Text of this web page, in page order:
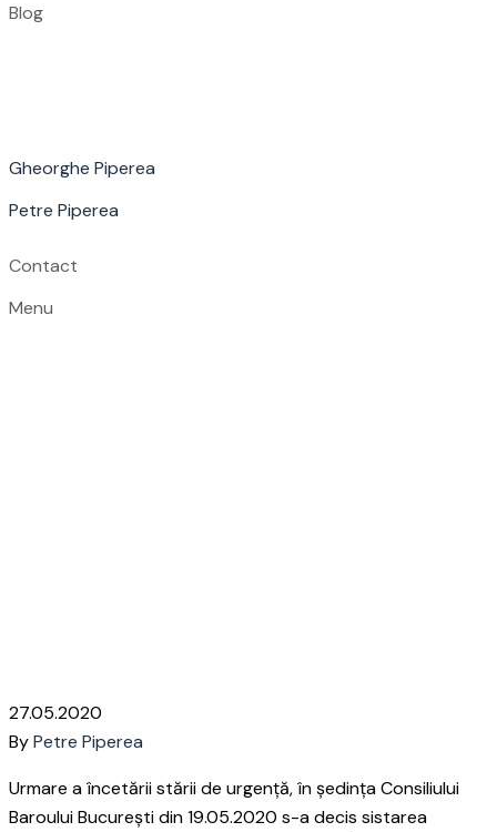
Blog
Gheorghe Piperea
Petre Piperea
Contact
Menu
27.05.2020
ByPetre Piperea
Urmare a încetării stării de urgență, în ședința Consiliului
Baroului București din 19.05.2020 s-a decis sistarea